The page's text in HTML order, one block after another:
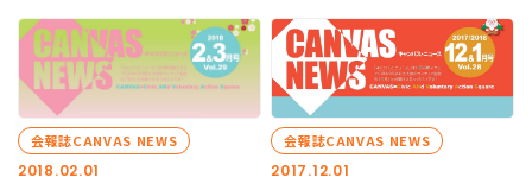
2018.02.01
会報誌CANVAS NEWS
2017.12.01
会報誌CANVAS NEWS